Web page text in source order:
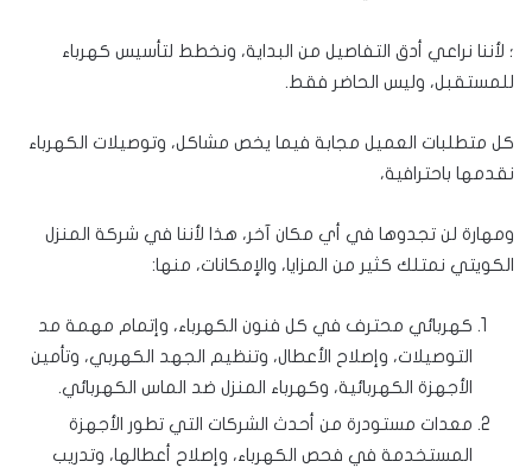
؛ لأننا نراعي أدق التفاصيل من البداية، ونخطط لتأسيس كهرباء
للمستقبل، وليس الحاضر فقط.
كل متطلبات العميل مجابة فيما يخص مشاكل، وتوصيلات الكهرباء
نقدمها باحترافية،
ومهارة لن تجدوها في أي مكان آخر، هذا لأننا في شركة المنزل
الكويتي نمتلك كثير من المزايا، والإمكانات، منها:
كهربائي محترف في كل فنون الكهرباء، وإتمام مهمة مد
التوصيلات، وإصلاح الأعطال، وتنظيم الجهد الكهربي، وتأمين
الأجهزة الكهربائية، وكهرباء المنزل ضد الماس الكهربائي.
معدات مستودرة من أحدث الشركات التي تطور الأجهزة
المستخدمة في فحص الكهرباء، وإصلاح أعطالها، وتدريب